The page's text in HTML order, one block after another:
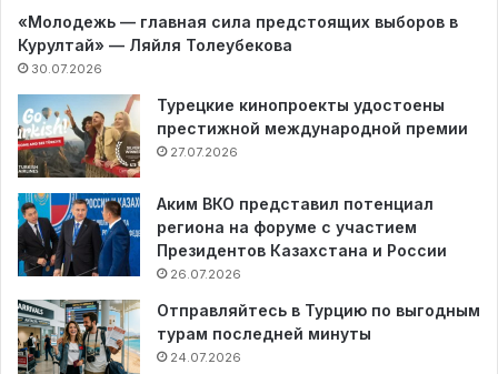
«Молодежь — главная сила предстоящих выборов в
Курултай» — Ляйля Толеубекова
30.07.2026
Турецкие кинопроекты удостоены
престижной международной премии
27.07.2026
Аким ВКО представил потенциал
региона на форуме с участием
Президентов Казахстана и России
26.07.2026
Отправляйтесь в Турцию по выгодным
турам последней минуты
24.07.2026